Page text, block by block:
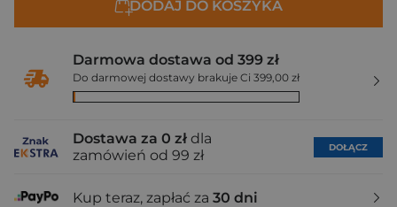
DODAJ DO KOSZYKA
Darmowa dostawa od 399 zł
Do darmowej dostawy brakuje Ci 399,00 zł
Dostawa za 0 zł dla
zamówień od 99 zł
DOŁĄCZ
Kup teraz, zapłać za 30 dni